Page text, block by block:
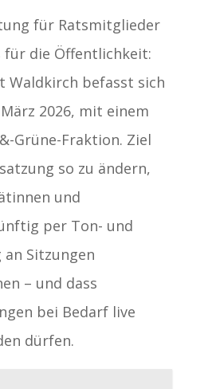
für Ratsmitglieder
für die Öffentlichkeit:
Waldkirch befasst sich
2026, mit einem
Grüne-Fraktion. Ziel
so zu ändern,
und
per Ton- und
Sitzungen
– und dass
bei Bedarf live
dürfen.